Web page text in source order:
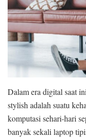
Dalam era digital saat
stylish adalah suatu
komputasi sehari-hari
banyak sekali laptop